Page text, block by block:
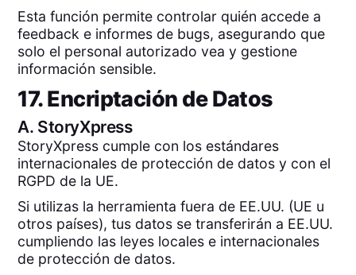
Esta función permite controlar quién accede a
feedback e informes de bugs, asegurando que
solo el personal autorizado vea y gestione
información sensible.
17. Encriptación de Datos
A. StoryXpress
StoryXpress cumple con los estándares
internacionales de protección de datos y con el
RGPD de la UE.
Si utilizas la herramienta fuera de EE.UU. (UE u
otros países), tus datos se transferirán a EE.UU.
cumpliendo las leyes locales e internacionales
de protección de datos.